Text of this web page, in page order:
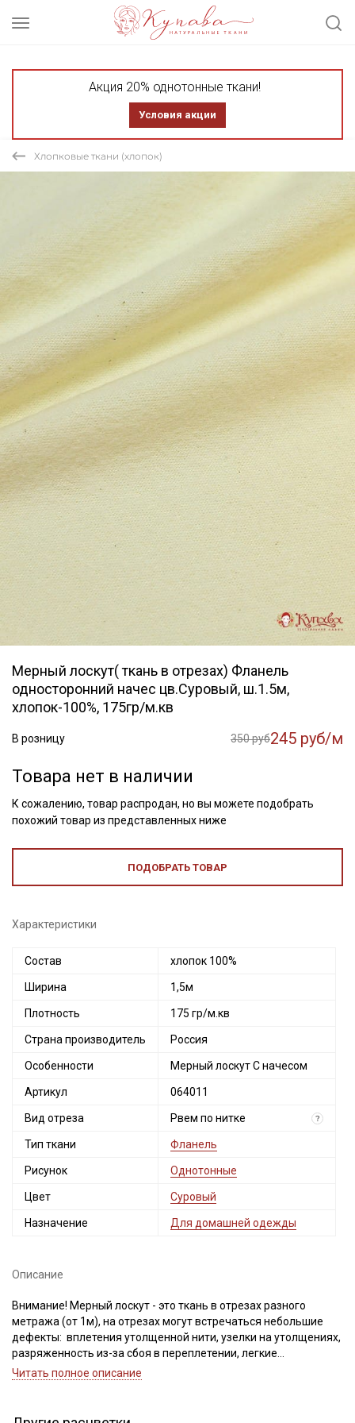
Акция 20% однотонные ткани!
Условия акции
Хлопковые ткани (хлопок)
Мерный лоскут( ткань в отрезах) Фланель
односторонний начес цв.Суровый, ш.1.5м,
хлопок-100%, 175гр/м.кв
В розницу 350 руб245 руб/м
Товара нет в наличии
К сожалению, товар распродан, но вы можете подобрать
похожий товар из представленных ниже
ПОДОБРАТЬ ТОВАР
Характеристики
Состав хлопок 100%
Ширина 1,5м
Плотность 175 гр/м.кв
Страна производитель Россия
Особенности Мерный лоскут С начесом
Артикул 064011
Вид отреза Рвем по нитке ?
Тип ткани Фланель
Рисунок Однотонные
Цвет Суровый
Назначение Для домашней одежды
Описание
Внимание! Мерный лоскут - это ткань в отрезах разного
метража (от 1м), на отрезах могут встречаться небольшие
дефекты: вплетения утолщенной нити, узелки на утолщениях,
разряженность из-за сбоя в переплетении, легкие
загрязнения вдоль кромки и на расстоянии до 5см от кромки,
менеджер для дополнительного согласования. В
Читать полное описание